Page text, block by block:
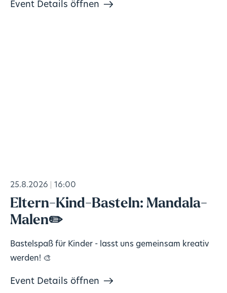
Event Details öffnen
25.8.2026 16:00
Eltern-Kind-Basteln: Mandala-
Malen✏️
Bastelspaß für Kinder - lasst uns gemeinsam kreativ
werden! 🎨
Event Details öffnen